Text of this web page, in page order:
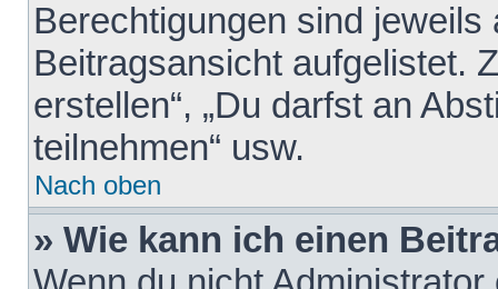
Berechtigungen sind
Beitragsansicht aufgelistet.
erstellen“, „Du darfst an
teilnehmen“ usw.
Nach oben
» Wie kann ich einen